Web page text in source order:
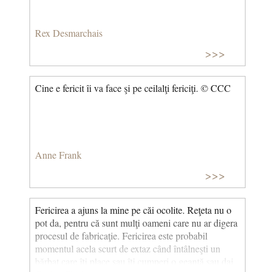
Rex Desmarchais
>>>
Cine e fericit îi va face şi pe ceilalţi fericiţi. © CCC
Anne Frank
>>>
Fericirea a ajuns la mine pe căi ocolite. Reţeta nu o
pot da, pentru că sunt mulţi oameni care nu ar digera
procesul de fabricaţie. Fericirea este probabil
momentul acela scurt de extaz când întâlneşti un
bărbat care îţi place sau îţi cumperi o geantă sau dai